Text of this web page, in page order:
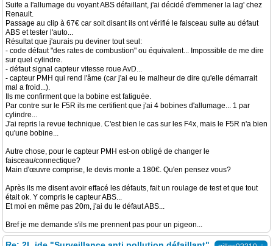
Suite a l'allumage du voyant ABS défaillant, j'ai décidé d'emmener la lag' chez
Renault.
Passage au clip à 67€ car soit disant ils ont vérifié le faisceau suite au défaut
ABS et tester l'auto...
Résultat que j'aurais pu deviner tout seul:
- code défaut "des rates de combustion" ou équivalent... Impossible de me dire
sur quel cylindre.
- défaut signal capteur vitesse roue AvD...
- capteur PMH qui rend l'âme (car j'ai eu le malheur de dire qu'elle démarrait
mal a froid...).
Ils me confirment que la bobine est fatiguée.
Par contre sur le F5R ils me certifient que j'ai 4 bobines d'allumage... 1 par
cylindre...
J'ai repris la revue technique. C'est bien le cas sur les F4x, mais le F5R n'a bien
qu'une bobine...
Autre chose, pour le capteur PMH est-on obligé de changer le
faisceau/connectique?
Main d'œuvre comprise, le devis monte a 180€. Qu'en pensez vous?
Après ils me disent avoir effacé les défauts, fait un roulage de test et que tout
était ok. Y compris le capteur ABS...
Et moi en même pas 20m, j'ai du le défaut ABS...
Bref je me demande s'ils me prennent pas pour un pigeon...